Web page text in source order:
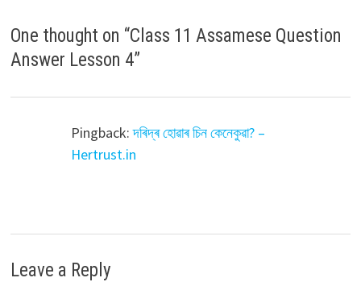
One thought on “Class 11 Assamese Question
Answer Lesson 4”
Pingback:দৰিদ্ৰ হোৱাৰ চিন কেনেকুৱা? –
Hertrust.in
Leave a Reply